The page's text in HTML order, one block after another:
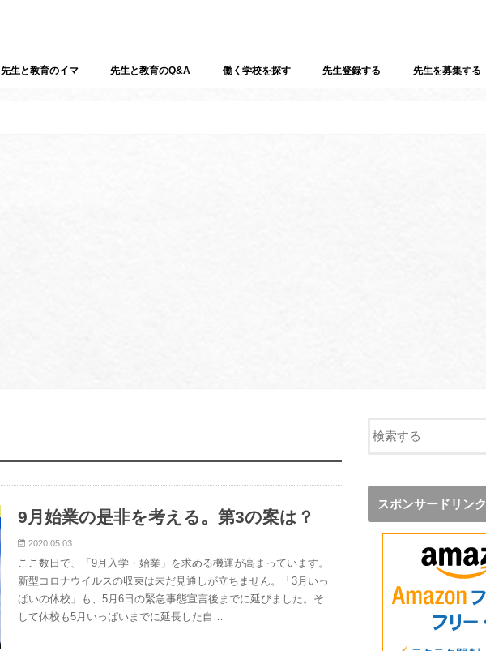
先生と教育のイマ 先生と教育のQ&A 働く学校を探す 先生登録する 先生を募集する
9月始業の是非を考える。第3の案は？
2020.05.03
ここ数日で、「9月入学・始業」を求める機運が高まっています。
新型コロナウイルスの収束は未だ見通しが立ちません。「3月いっ
ぱいの休校」も、5月6日の緊急事態宣言後までに延びました。そ
して休校も5月いっぱいまでに延長した自…
スポンサードリンク